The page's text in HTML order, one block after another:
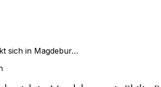
sich in Magdebur…